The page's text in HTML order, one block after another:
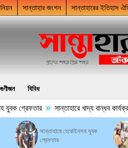
সান্তাহার জংশন সান্তাহারের ইতিহাস
গুণীজন বিবিধ
গ্রেফতার » সান্তাহারে খাদ্য বান্ধব
সান্তাহারে হেরোইনসহ যুবক
গ্রেফতার